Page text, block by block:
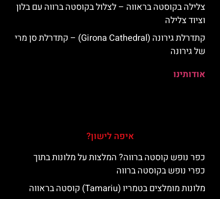
צלילה בקוסטה בראווה – לצלול בקוסטה ברווה עם בלון
וציוד צלילה
קתדרלת גירונה (Girona Cathedral) – קתדרלת סן מרי
של גירונה
אודותינו
איפה לישון?
כפר נופש קוסטה ברווה? המלצות על מלונות בתוך
כפרי נופש בקוסטה ברווה
מלונות מומלצים בטמריו (Tamariu) קוסטה בראווה